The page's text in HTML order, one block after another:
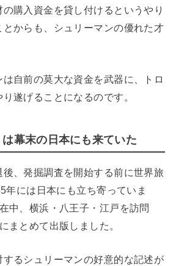
購入資金を貸し付けるというやり
からも、シュリーマンの優れた才
自前の莫大な資金を武器に、トロ
遂げることになるのです。
は幕末の日本にも来ていた
後、発掘調査を開始する前に世界旅
年には日本にも立ち寄っていま
中、横浜・八王子・江戸を訪問
まとめて出版しました。
るシュリーマンの好意的な記述が